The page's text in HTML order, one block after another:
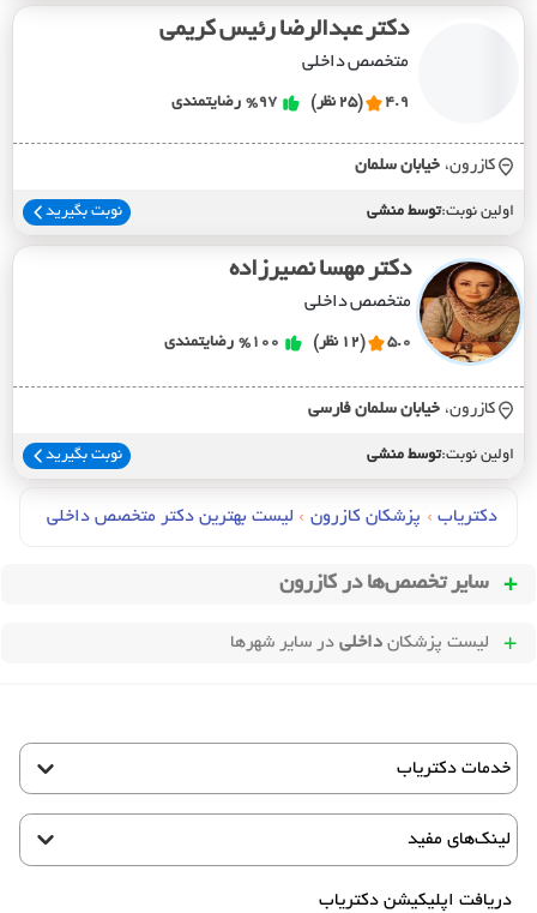
دکتر عبدالرضا رئیس کریمی
متخصص داخلی
4.9 (25 نظر) %97 رضایتمندی
کازرون، خيابان سلمان
اولین نوبت:توسط منشی نوبت بگیرید
دکتر مهسا نصیرزاده
متخصص داخلی
5.0 (12 نظر) %100 رضایتمندی
کازرون، خيابان سلمان فارسي
اولین نوبت:توسط منشی نوبت بگیرید
دکتریاب › پزشکان کازرون › لیست بهترین دکتر متخصص داخلی
سایر تخصص‌ها در کازرون
لیست پزشکان داخلی در سایر شهرها
خدمات دکتریاب
لینک‌های مفید
دریافت اپلیکیشن دکتریاب